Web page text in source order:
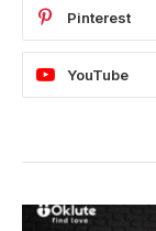
Pinterest
YouTube